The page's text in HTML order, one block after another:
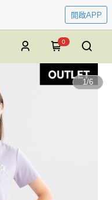
開啟APP
0
1/6